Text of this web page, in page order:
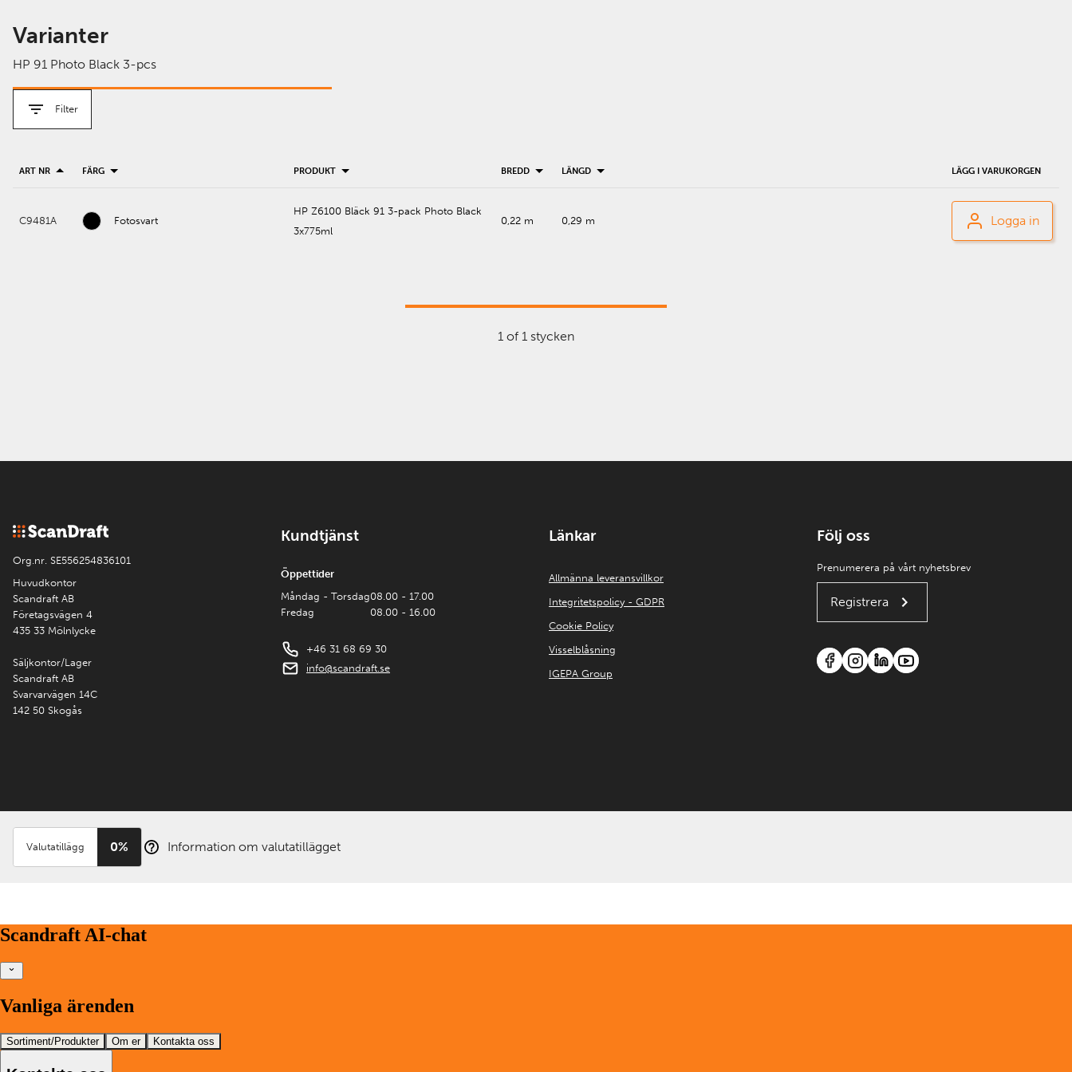
Varianter
HP 91 Photo Black 3-pcs
Filter
ART NR FÄRG PRODUKT BREDD LÄNGD LÄGG I VARUKORGEN
C9481A Fotosvart
HP Z6100 Bläck 91 3-pack Photo Black
3x775ml
0,22 m 0,29 m Logga in
1 of 1 stycken
Org.nr. SE556254836101
Huvudkontor
Scandraft AB
Företagsvägen 4
435 33 Mölnlycke
Säljkontor/Lager
Scandraft AB
Svarvarvägen 14C
142 50 Skogås
Kundtjänst
Öppettider
Måndag - Torsdag
Fredag
08.00 - 17.00
08.00 - 16.00
+46 31 68 69 30
info@scandraft.se
Länkar
Allmänna leveransvillkor
Integritetspolicy - GDPR
Cookie Policy
Visselblåsning
IGEPA Group
Följ oss
Prenumerera på vårt nyhetsbrev
Registrera
Valutatillägg 0% Information om valutatillägget